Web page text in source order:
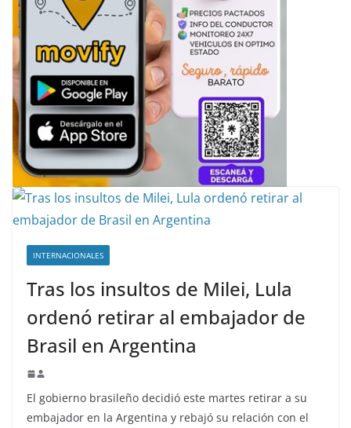
INTERNACIONALES
Tras los insultos de Milei, Lula
ordenó retirar al embajador de
Brasil en Argentina
El gobierno brasileño decidió este martes retirar a su
embajador en la Argentina y rebajó su relación con el